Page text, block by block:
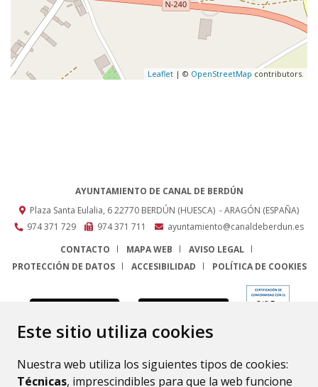
Este sitio utiliza cookies
Nuestra web utiliza los siguientes tipos de cookies:
Técnicas, imprescindibles para que la web funcione
Leaflet | © OpenStreetMap contributors.
AYUNTAMIENTO DE CANAL DE BERDÚN
Plaza Santa Eulalia, 622770 BERDÚN (HUESCA) - ARAGÓN (ESPAÑA)
974 371 729
974 371 711
ayuntamiento@canaldeberdun.es
CONTACTO
MAPA WEB
AVISO LEGAL
PROTECCIÓN DE DATOS
ACCESIBILIDAD POLÍTICA DE COOKIES